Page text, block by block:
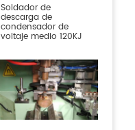
Soldador de
descarga de
condensador de
voltaje medio 120KJ